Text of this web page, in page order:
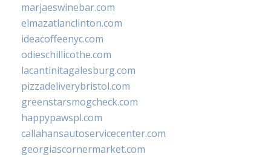
marjaeswinebar.com
elmazatlanclinton.com
ideacoffeenyc.com
odieschillicothe.com
lacantinitagalesburg.com
pizzadeliverybristol.com
greenstarsmogcheck.com
happypawspl.com
callahansautoservicecenter.com
georgiascornermarket.com